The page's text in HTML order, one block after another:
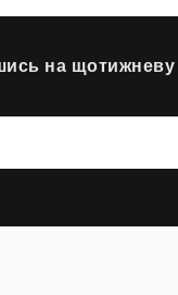
на щотижневу